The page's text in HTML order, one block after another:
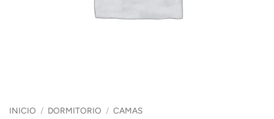
INICIO / DORMITORIO / CAMAS